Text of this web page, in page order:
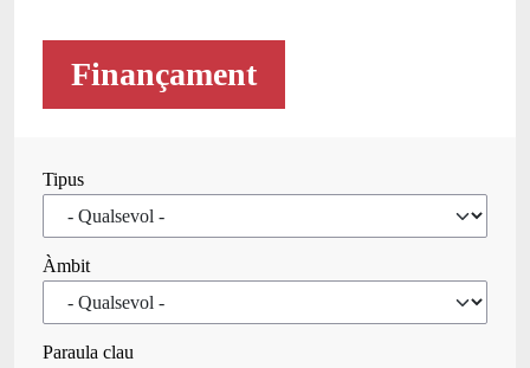
Finançament
Tipus
Àmbit
Paraula clau